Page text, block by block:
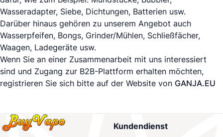
Wasseradapter, Siebe, Dichtungen, Batterien usw.
Darüber hinaus gehören zu unserem Angebot auch
Wasserpfeifen, Bongs, Grinder/Mühlen, Schließfächer,
Waagen, Ladegeräte usw.
Wenn Sie an einer Zusammenarbeit mit uns interessiert
sind und Zugang zur B2B-Plattform erhalten möchten,
registrieren Sie sich bitte auf der Website von GANJA.EU
Kundendienst